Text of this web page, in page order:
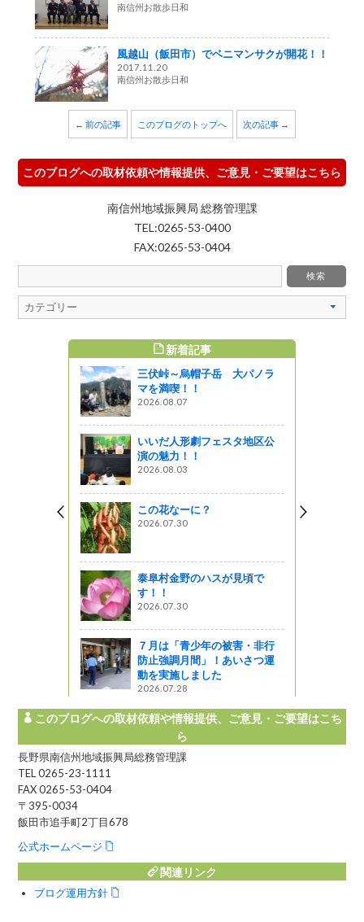
南信州お散歩日和
風越山（飯田市）でベニマンサクが開花！！
2017.11.20
南信州お散歩日和
← 前の記事 このブログのトップへ 次の記事 →
このブログへの取材依頼や情報提供、ご意見・ご要望はこちら
南信州地域振興局 総務管理課
TEL:0265-53-0400
FAX:0265-53-0404
新着記事
三伏峠～烏帽子岳 大パノラ
マを満喫！！
2026.08.07
いいだ人形劇フェスタ地区公
演の魅力！！
2026.08.03
この花なーに？
2026.07.30
泰阜村金野のハスが見頃で
す！！
2026.07.30
７月は「青少年の被害・非行
防止強調月間」！あいさつ運
動を実施しました
2026.07.28
このブログへの取材依頼や情報提供、ご意見・ご要望はこち
ら
長野県南信州地域振興局総務管理課
TEL 0265-23-1111
FAX 0265-53-0404
〒395-0034
飯田市追手町2丁目678
公式ホームページ
関連リンク
ブログ運用方針